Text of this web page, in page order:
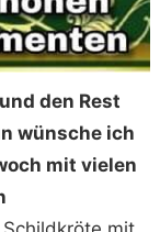
den Rest
wünsche ich
mit vielen